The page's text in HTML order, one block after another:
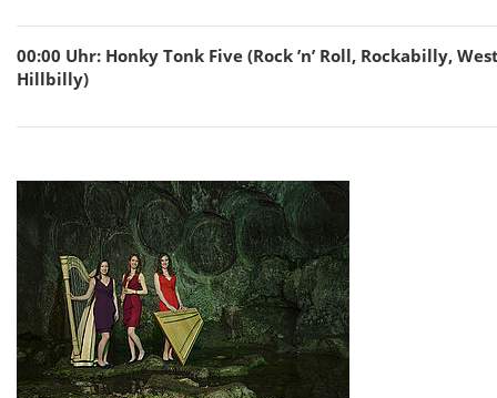
00:00 Uhr: Honky Tonk Five (Rock ’n’ Roll, Rockabilly,
Hillbilly)